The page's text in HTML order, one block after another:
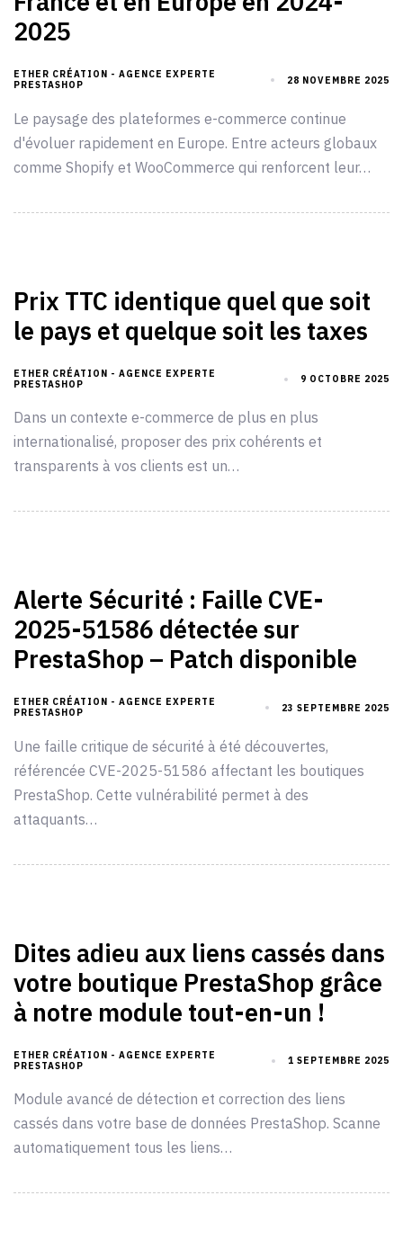
2025
ETHER CRÉATION - AGENCE EXPERTE
PRESTASHOP
28 NOVEMBRE 2025
Le paysage des plateformes e-commerce continue
d'évoluer rapidement en Europe. Entre acteurs globaux
comme Shopify et WooCommerce qui renforcent leur…
Prix TTC identique quel que soit
le pays et quelque soit les taxes
ETHER CRÉATION - AGENCE EXPERTE
PRESTASHOP
9 OCTOBRE 2025
Dans un contexte e-commerce de plus en plus
internationalisé, proposer des prix cohérents et
transparents à vos clients est un…
Alerte Sécurité : Faille CVE-
2025-51586 détectée sur
PrestaShop – Patch disponible
ETHER CRÉATION - AGENCE EXPERTE
PRESTASHOP
23 SEPTEMBRE 2025
Une faille critique de sécurité à été découvertes,
référencée CVE-2025-51586 affectant les boutiques
PrestaShop. Cette vulnérabilité permet à des
attaquants…
Dites adieu aux liens cassés dans
votre boutique PrestaShop grâce
à notre module tout-en-un !
ETHER CRÉATION - AGENCE EXPERTE
PRESTASHOP
1 SEPTEMBRE 2025
Module avancé de détection et correction des liens
cassés dans votre base de données PrestaShop. Scanne
automatiquement tous les liens…